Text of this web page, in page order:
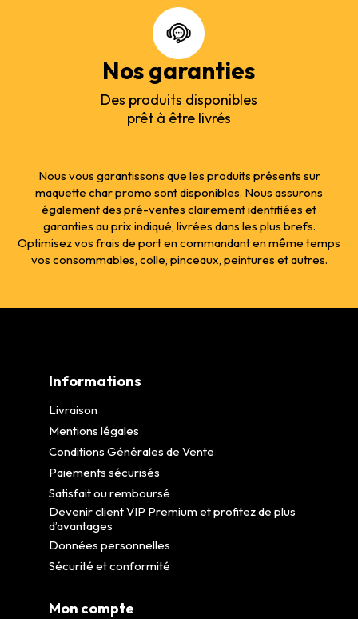
Nos garanties
Des produits disponibles
prêt à être livrés
Nous vous garantissons que les produits présents sur
maquette char promo sont disponibles. Nous assurons
également des pré-ventes clairement identifiées et
garanties au prix indiqué, livrées dans les plus brefs.
Optimisez vos frais de port en commandant en même temps
vos consommables, colle, pinceaux, peintures et autres.
Informations
Livraison
Mentions légales
Conditions Générales de Vente
Paiements sécurisés
Satisfait ou remboursé
Devenir client VIP Premium et profitez de plus
d’avantages
Données personnelles
Sécurité et conformité
Mon compte